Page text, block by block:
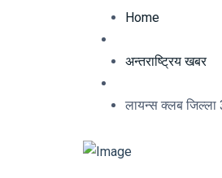
Home
अन्तराष्ट्रिय खबर
लायन्स क्लब